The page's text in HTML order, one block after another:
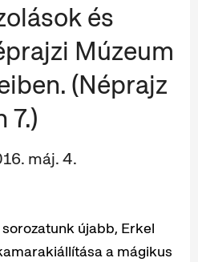
és
Múzeum
(Néprajz
7.)
máj. 4.
újabb, Erkel
a mágikus